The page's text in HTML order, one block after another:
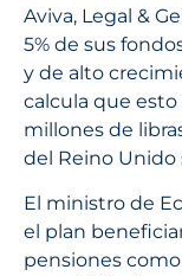
Aviva, Legal &
5% de sus
y de alto
calcula que
millones de
del Reino Unido
El ministro de
el plan
pensiones